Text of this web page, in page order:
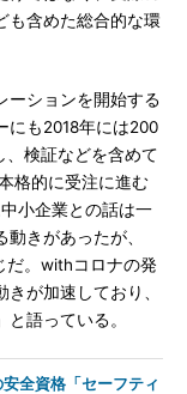
も含めた総合的な環
ーションを開始する
にも2018年には200
、検証などを含めて
格的に受注に進む
小企業との話は一
きがあったが、
だ。withコロナの発
が加速しており、
語っている。
全資格「セーフティ